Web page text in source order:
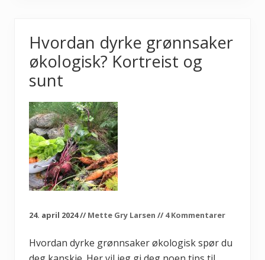
k
k
e
s
d
e
d
f
r
ø
s
å
i
n
g
o
r
t
i
Hvordan dyrke grønnsaker
økologisk? Kortreist og
sunt
24. april 2024// Mette Gry Larsen // 4 Kommentarer
Hvordan dyrke grønnsaker økologisk spør du